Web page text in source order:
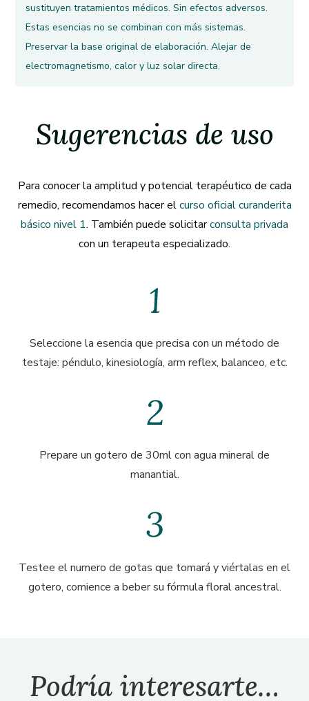
sustituyen tratamientos médicos. Sin efectos adversos.
Estas esencias no se combinan con más sistemas.
Preservar la base original de elaboración. Alejar de
electromagnetismo, calor y luz solar directa.
Sugerencias de uso
Para conocer la amplitud y potencial terapéutico de cada
remedio, recomendamos hacer elcurso oficial curanderita
básico nivel 1. También puede solicitarconsulta privada
con un terapeuta especializado.
Seleccione la esencia que precisa con un método de
testaje: péndulo, kinesiología, arm reflex, balanceo, etc.
Prepare un gotero de 30ml con agua mineral de
manantial.
Testee el numero de gotas que tomará y viértalas en el
gotero, comience a beber su fórmula floral ancestral.
Podría interesarte…